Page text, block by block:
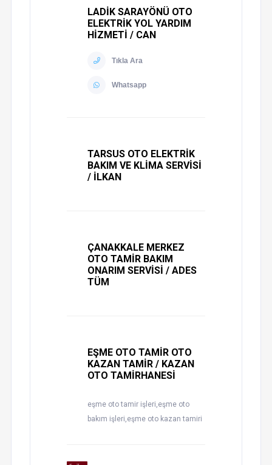
LADİK SARAYÖNÜ OTO
ELEKTRİK YOL YARDIM
HİZMETİ / CAN
Tıkla Ara
Whatsapp
TARSUS OTO ELEKTRİK
BAKIM VE KLİMA SERVİSİ
/ İLKAN
ÇANAKKALE MERKEZ
OTO TAMİR BAKIM
ONARIM SERVİSİ / ADES
TÜM
EŞME OTO TAMİR OTO
KAZAN TAMİR / KAZAN
OTO TAMİRHANESİ
eşme oto tamir işleri,eşme oto
bakım işleri,eşme oto kazan tamiri